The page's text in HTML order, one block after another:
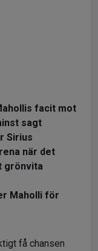
facit mot
sagt
Sirius
när det
grönvita
Maholli för
få chansen